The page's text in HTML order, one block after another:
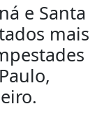
e Santa
mais